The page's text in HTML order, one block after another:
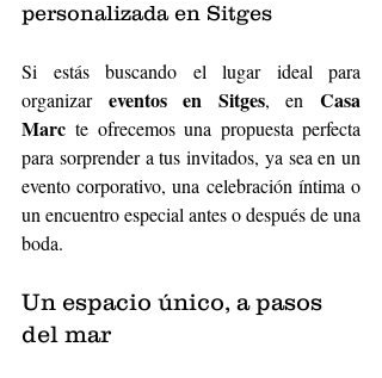
personalizada en Sitges
Si estás buscando el lugar ideal para
organizar eventos en Sitges, en Casa
Marc te ofrecemos una propuesta perfecta
para sorprender a tus invitados, ya sea en un
evento corporativo, una celebración íntima o
un encuentro especial antes o después de una
boda.
Un espacio único, a pasos
del mar